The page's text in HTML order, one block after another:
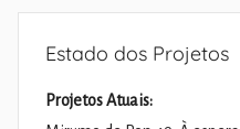
Estado dos Projetos
Projetos Atuais: